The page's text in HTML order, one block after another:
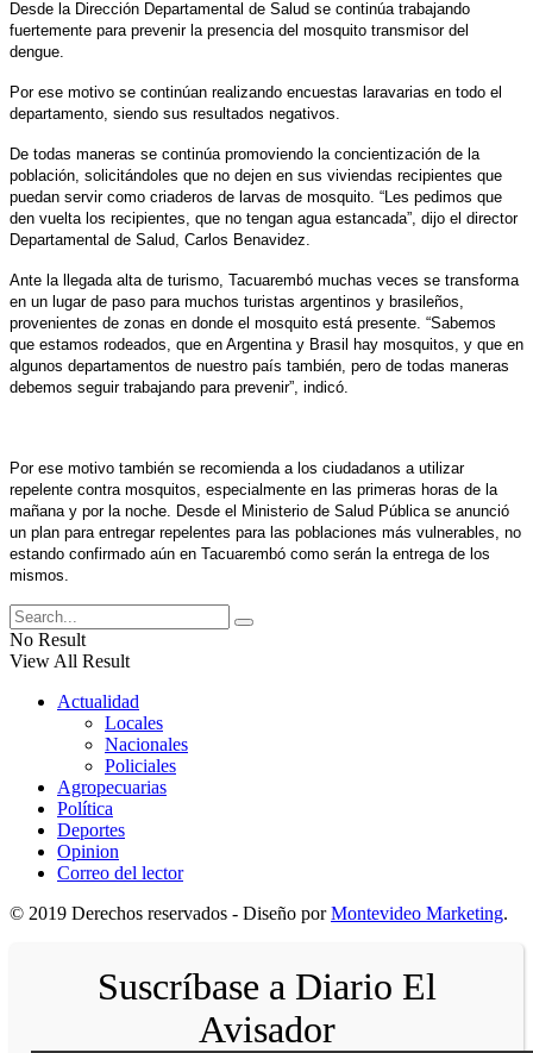
Desde la Dirección Departamental de Salud se continúa trabajando
fuertemente para prevenir la presencia del mosquito transmisor del
dengue.
Por ese motivo se continúan realizando encuestas laravarias en todo el
departamento, siendo sus resultados negativos.
De todas maneras se continúa promoviendo la concientización de la
población, solicitándoles que no dejen en sus viviendas recipientes que
puedan servir como criaderos de larvas de mosquito. “Les pedimos que
den vuelta los recipientes, que no tengan agua estancada”, dijo el director
Departamental de Salud, Carlos Benavidez.
Ante la llegada alta de turismo, Tacuarembó muchas veces se transforma
en un lugar de paso para muchos turistas argentinos y brasileños,
provenientes de zonas en donde el mosquito está presente. “Sabemos
que estamos rodeados, que en Argentina y Brasil hay mosquitos, y que en
algunos departamentos de nuestro país también, pero de todas maneras
debemos seguir trabajando para prevenir”, indicó.
Por ese motivo también se recomienda a los ciudadanos a utilizar
repelente contra mosquitos, especialmente en las primeras horas de la
mañana y por la noche. Desde el Ministerio de Salud Pública se anunció
un plan para entregar repelentes para las poblaciones más vulnerables, no
estando confirmado aún en Tacuarembó como serán la entrega de los
mismos.
No Result
View All Result
Actualidad
Locales
Nacionales
Policiales
Agropecuarias
Política
Deportes
Opinion
Correo del lector
© 2019 Derechos reservados - Diseño porMontevideo Marketing.
Suscríbase a Diario El
Avisador